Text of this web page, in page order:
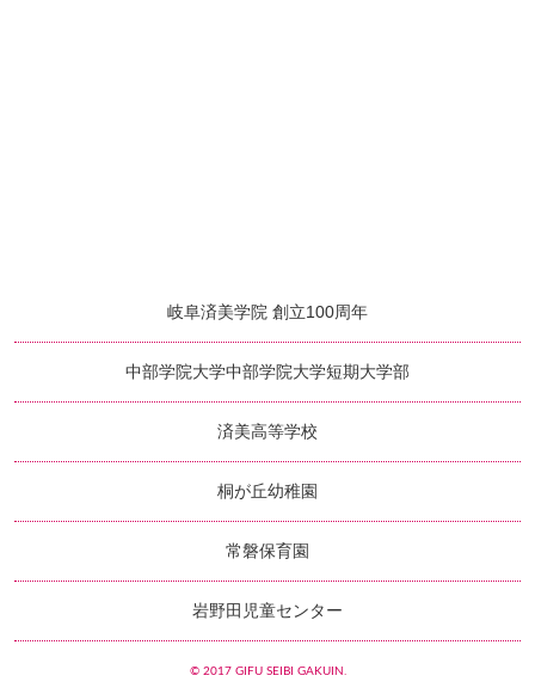
岐阜済美学院 創立100周年
中部学院大学中部学院大学短期大学部
済美高等学校
桐が丘幼稚園
常磐保育園
岩野田児童センター
© 2017 GIFU SEIBI GAKUIN.